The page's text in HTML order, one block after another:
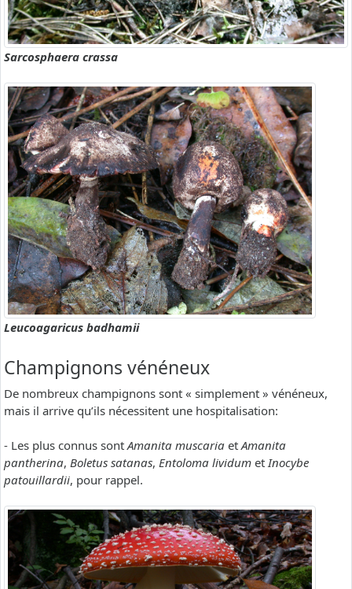
Sarcosphaera crassa
Leucoagaricus badhamii
Champignons vénéneux
De nombreux champignons sont « simplement » vénéneux,
mais il arrive qu’ils nécessitent une hospitalisation:
- Les plus connus sontAmanita muscaria etAmanita
pantherina, Boletus satanas, Entoloma lividum etInocybe
patouillardii, pour rappel.